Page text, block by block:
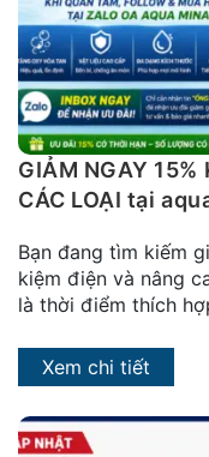
GIẢM NGAY 15%
CÁC LOẠI tại
Bạn đang tìm kiếm
kiệm điện và nâng
là thời điểm thích
Xem chi tiết